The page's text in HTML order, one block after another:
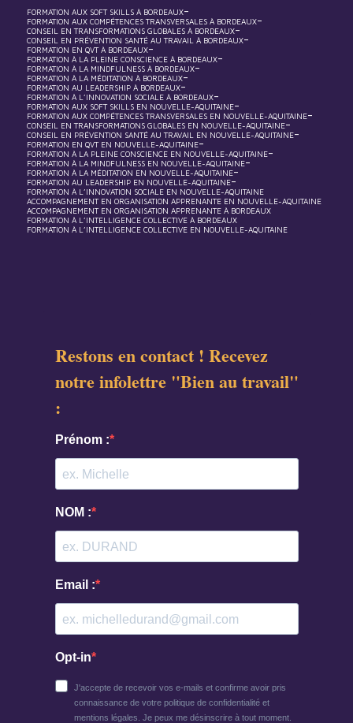
FORMATION AUX SOFT SKILLS À BORDEAUX-
FORMATION AUX COMPÉTENCES TRANSVERSALES À BORDEAUX-
CONSEIL EN TRANSFORMATIONS GLOBALES À BORDEAUX-
CONSEIL EN PRÉVENTION SANTÉ AU TRAVAIL À BORDEAUX-
FORMATION EN QVT À BORDEAUX-
FORMATION À LA PLEINE CONSCIENCE À BORDEAUX-
FORMATION À LA MINDFULNESS À BORDEAUX-
FORMATION À LA MÉDITATION À BORDEAUX-
FORMATION AU LEADERSHIP À BORDEAUX-
FORMATION À L’INNOVATION SOCIALE À BORDEAUX-
FORMATION AUX SOFT SKILLS EN NOUVELLE-AQUITAINE-
FORMATION AUX COMPÉTENCES TRANSVERSALES EN NOUVELLE-AQUITAINE-
CONSEIL EN TRANSFORMATIONS GLOBALES EN NOUVELLE-AQUITAINE-
CONSEIL EN PRÉVENTION SANTÉ AU TRAVAIL EN NOUVELLE-AQUITAINE-
FORMATION EN QVT EN NOUVELLE-AQUITAINE-
FORMATION À LA PLEINE CONSCIENCE EN NOUVELLE-AQUITAINE-
FORMATION À LA MINDFULNESS EN NOUVELLE-AQUITAINE-
FORMATION À LA MÉDITATION EN NOUVELLE-AQUITAINE-
FORMATION AU LEADERSHIP EN NOUVELLE-AQUITAINE-
FORMATION À L’INNOVATION SOCIALE EN NOUVELLE-AQUITAINE
ACCOMPAGNEMENT EN ORGANISATION APPRENANTE EN NOUVELLE-AQUITAINE
ACCOMPAGNEMENT EN ORGANISATION APPRENANTE À BORDEAUX
FORMATION À L’INTELLIGENCE COLLECTIVE À BORDEAUX
FORMATION À L’INTELLIGENCE COLLECTIVE EN NOUVELLE-AQUITAINE